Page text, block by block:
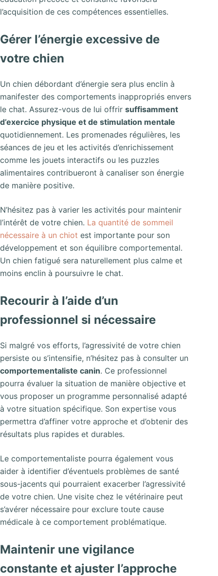
l’acquisition de ces compétences essentielles.
Gérer l’énergie excessive de
votre chien
Un chien débordant d’énergie sera plus enclin à
manifester des comportements inappropriés envers
le chat. Assurez-vous de lui offrir suffisamment
d’exercice physique et de stimulation mentale
quotidiennement. Les promenades régulières, les
séances de jeu et les activités d’enrichissement
comme les jouets interactifs ou les puzzles
alimentaires contribueront à canaliser son énergie
de manière positive.
N’hésitez pas à varier les activités pour maintenir
l’intérêt de votre chien. La quantité de sommeil
nécessaire à un chiot est importante pour son
développement et son équilibre comportemental.
Un chien fatigué sera naturellement plus calme et
moins enclin à poursuivre le chat.
Recourir à l’aide d’un
professionnel si nécessaire
Si malgré vos efforts, l’agressivité de votre chien
persiste ou s’intensifie, n’hésitez pas à consulter un
comportementaliste canin. Ce professionnel
pourra évaluer la situation de manière objective et
vous proposer un programme personnalisé adapté
à votre situation spécifique. Son expertise vous
permettra d’affiner votre approche et d’obtenir des
résultats plus rapides et durables.
Le comportementaliste pourra également vous
aider à identifier d’éventuels problèmes de santé
sous-jacents qui pourraient exacerber l’agressivité
de votre chien. Une visite chez le vétérinaire peut
s’avérer nécessaire pour exclure toute cause
médicale à ce comportement problématique.
Maintenir une vigilance
constante et ajuster l’approche